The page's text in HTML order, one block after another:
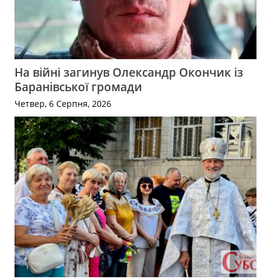
На війні загинув Олександр Окончик із
Баранівської громади
Четвер, 6 Серпня, 2026